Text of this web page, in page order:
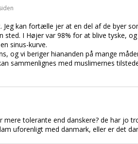
Jeg kan fortælle jer at en del af de byer
sted. I Højer var 98% for at blive tyske,
sinus-kurve.
og vi beriger hiananden på mange
sammenlignes med muslimernes
tolerante end danskere? de har jo
uforenligt med danmark, eller er det